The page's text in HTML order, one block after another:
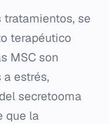
tratamientos, se
terapéutico
MSC son
estrés,
secretooma
que la